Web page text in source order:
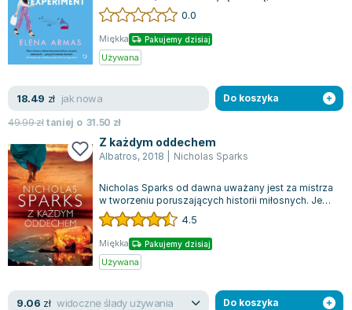
pewnością przyspieszy bicie twoje...
0.0
Miękka Pakujemy dzisiaj
Używana
18.49 zł jak nowa
49.99złtaniej o 31.50 zł
Do koszyka
Z każdym oddechem
Albatros, 2018 Nicholas Sparks
Nicholas Sparks od dawna uważany jest za mistrza
w tworzeniu poruszających historii miłosnych. Jego
najnowsza powieść splotła losy...
4.5
Miękka Pakujemy dzisiaj
Używana
9.06 zł widoczne ślady używania Do koszyka